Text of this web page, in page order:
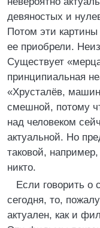
девяностых и
Потом эти картины
ее приобрели.
Существует
принципиальная
«Хрусталёв,
смешной, потому
над человеком
актуальной. Но
таковой,
никто.
Если говорить
сегодня, то,
актуален, как и